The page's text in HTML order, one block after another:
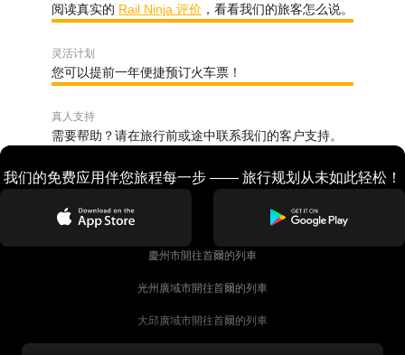
阅读真实的 Rail Ninja 评价 ，看看我们的旅客怎么说。
灵活计划
您可以提前一年便捷预订火车票！
真人支持
需要帮助？请在旅行前或途中联系我们的客户支持。
我们的免费应用伴您旅程每一步 —— 旅行规划从未如此轻松！
慶州市開往首爾的列車
光州廣域市開往首爾的列車
大邱廣域市開往首爾的列車